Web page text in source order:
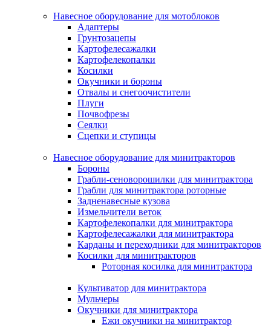
Навесное оборудование для мотоблоков
Адаптеры
Грунтозацепы
Картофелесажалки
Картофелекопалки
Косилки
Окучники и бороны
Отвалы и снегоочистители
Плуги
Почвофрезы
Сеялки
Сцепки и ступицы
Навесное оборудование для минитракторов
Бороны
Грабли-сеноворошилки для минитрактора
Грабли для минитрактора роторные
Задненавесные кузова
Измельчители веток
Картофелекопалки для минитрактора
Картофелесажалки для минитрактора
Карданы и переходники для минитракторов
Косилки для минитракторов
Роторная косилка для минитрактора
Культиватор для минитрактора
Мульчеры
Окучники для минитрактора
Ежи окучники на минитрактор